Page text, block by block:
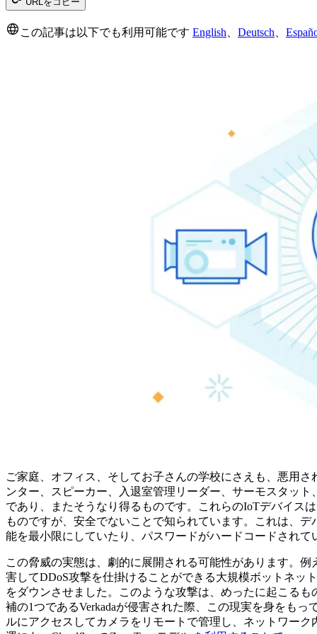
この記事は以下でも利用可能です English Deutsch
ご家庭、オフィス、そしてお子さんの学校にさえも、悪用
ンター、スピーカー、入退室管理リーダー、サーモスタッ
であり、またそうなり得るものです。これらのIoTデバイス
ものですが、安全でないことで知られています。これは、
能を最小限にしていたり、パスワードがハードコードされ
この脅威の実態は、劇的に展開される可能性があります。
害してDDoS攻撃を仕掛けることができる大規模ボットネッ
をダウンさせました。このような攻撃は、めったに起こる
補の1つであるVerkadaが侵害された際、この現実を身をも
ルにアクセスしてカメラをリモートで管理し、ネットワー